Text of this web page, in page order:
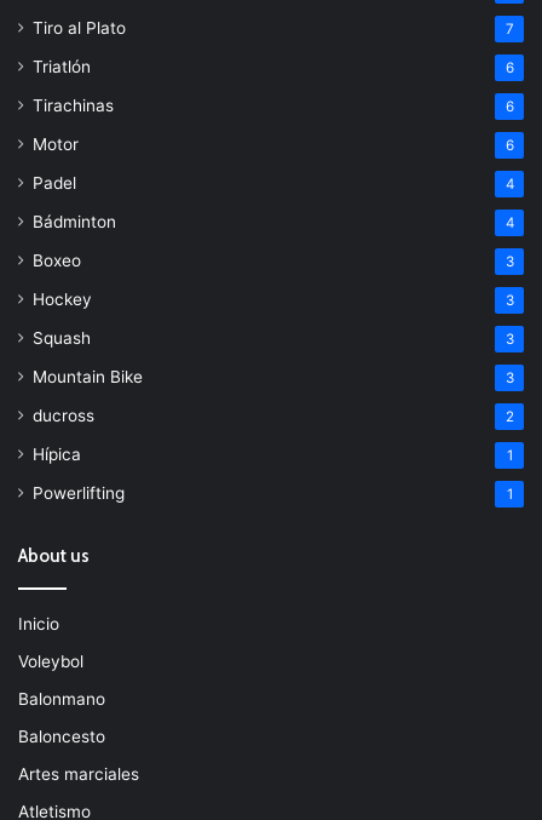
Tiro al Plato 7
Triatlón 6
Tirachinas 6
Motor 6
Padel 4
Bádminton 4
Boxeo 3
Hockey 3
Squash 3
Mountain Bike 3
ducross 2
Hípica 1
Powerlifting 1
About us
Inicio
Voleybol
Balonmano
Baloncesto
Artes marciales
Atletismo